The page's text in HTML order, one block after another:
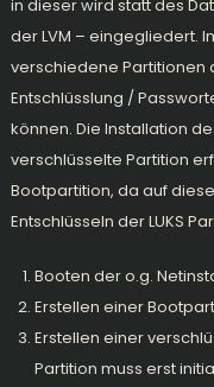
in dieser wird statt des
der LVM – eingegliedert.
verschiedene
Entschlüsslung /
können. Die Installation
verschlüsselte Partition
Bootpartition, da auf
Entschlüsseln der LUKS
Booten der o.g.
Erstellen einer
Erstellen einer
Partition muss erst